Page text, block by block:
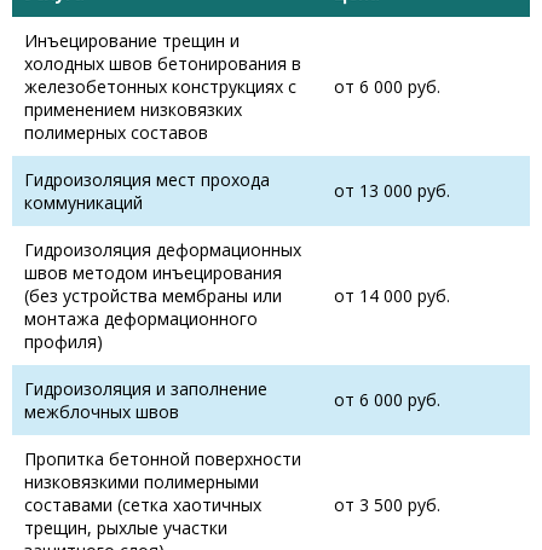
Инъецирование трещин и
холодных швов бетонирования в
железобетонных конструкциях с
применением низковязких
полимерных составов
от 6 000 руб.
Гидроизоляция мест прохода
коммуникаций
от 13 000 руб.
Гидроизоляция деформационных
швов методом инъецирования
(без устройства мембраны или
монтажа деформационного
профиля)
от 14 000 руб.
Гидроизоляция и заполнение
межблочных швов
от 6 000 руб.
Пропитка бетонной поверхности
низковязкими полимерными
составами (сетка хаотичных
трещин, рыхлые участки
от 3 500 руб.